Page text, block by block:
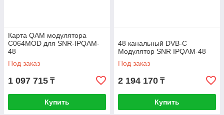
Карта QAM модулятора
С064MOD для SNR-IPQAM-
48
Под заказ
1 097 715 ₸
Купить
48 канальный DVB-C
Модулятор SNR IPQAM-48
Под заказ
2 194 170 ₸
Купить